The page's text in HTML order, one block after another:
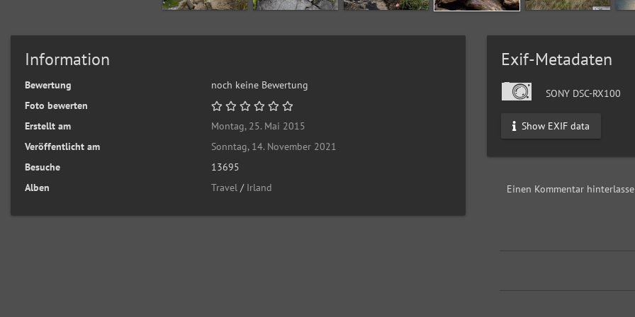
Information
Bewertung
noch keine Bewertung
Foto bewerten
Erstellt am
Montag, 25. Mai 2015
Veröffentlicht am
Sonntag, 14. November 2021
Besuche
13695
Alben
Travel / Irland
Exif-Metadaten
SONY DSC-RX100
Show EXIF data
Einen Kommentar